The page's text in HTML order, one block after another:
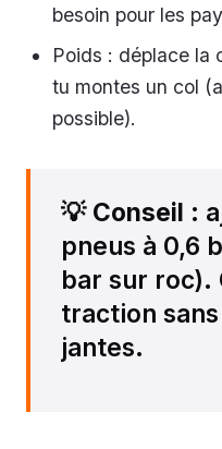
besoin pour les
Poids : déplace la
tu montes un col
possible).
💡 Conseil :
pneus à 0,6
bar sur roc).
traction
jantes.